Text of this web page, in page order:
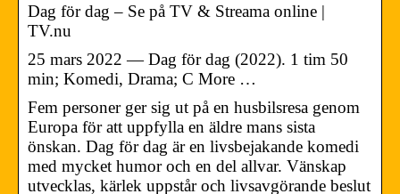
Dag för dag – Se på TV & Streama online |
TV.nu
25 mars 2022 — Dag för dag (2022). 1 tim 50
min; Komedi, Drama; C More …
Fem personer ger sig ut på en husbilsresa genom
Europa för att uppfylla en äldre mans sista
önskan. Dag för dag är en livsbejakande komedi
med mycket humor och en del allvar. Vänskap
utvecklas, kärlek uppstår och livsavgörande beslut